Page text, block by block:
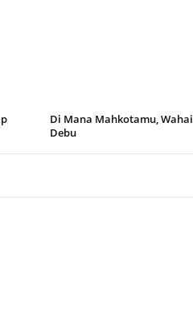
Di Mana Mahkotamu, Wahai
Debu